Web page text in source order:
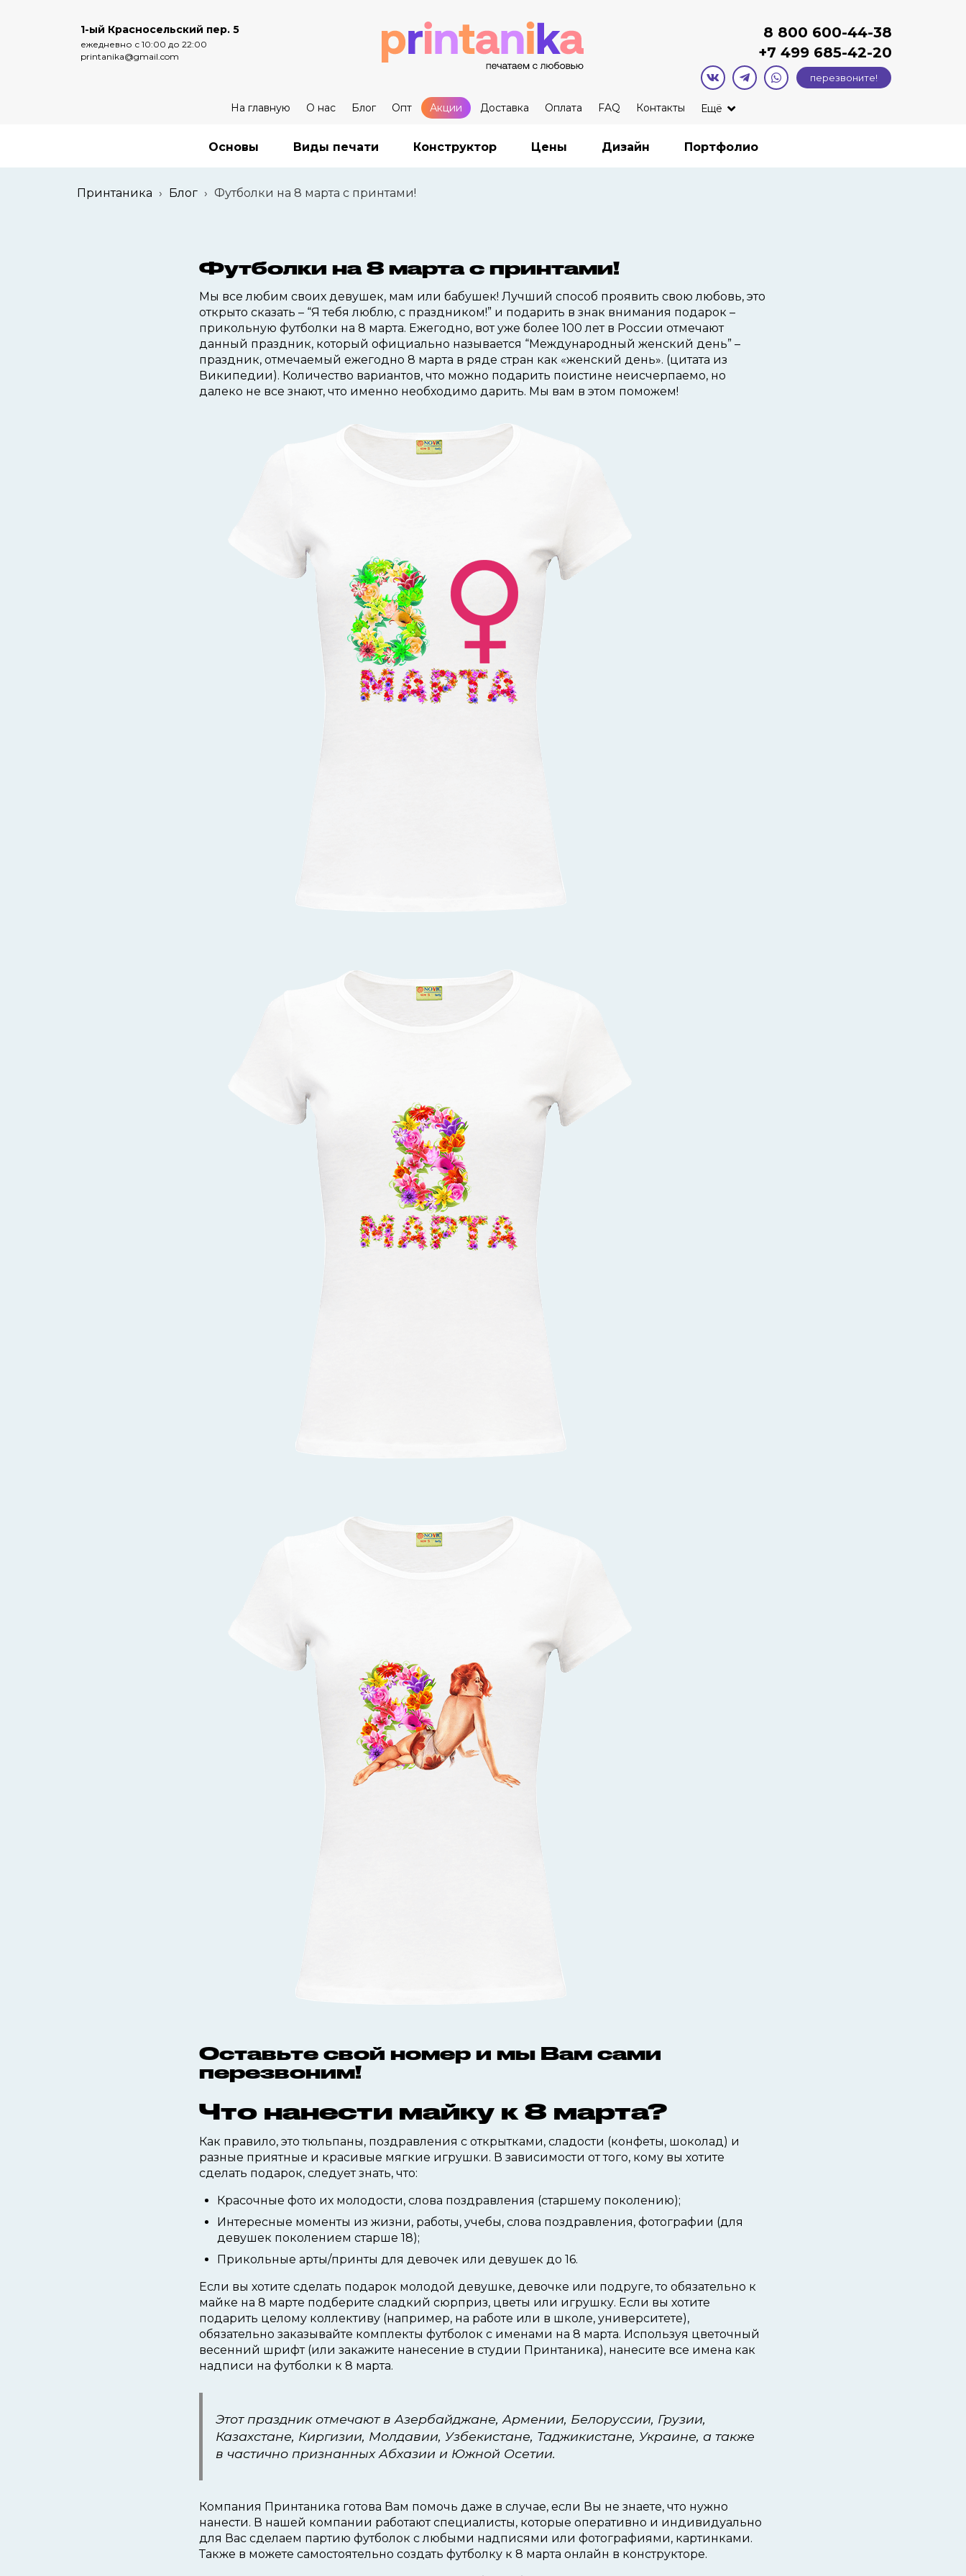
1-ый Красносельский пер. 5
ежедневно с 10:00 до 22:00
printanika@gmail.com
8 800 600-44-38
+7 499 685-42-20
перезвоните!
На главную О нас Блог Опт Акции Доставка Оплата FAQ Контакты Ещё
Основы Виды печати Конструктор Цены Дизайн Портфолио
Принтаника › Блог › Футболки на 8 марта с принтами!
Футболки на 8 марта с принтами!
Мы все любим своих девушек, мам или бабушек! Лучший способ проявить свою любовь, это
открыто сказать – “Я тебя люблю, с праздником!” и подарить в знак внимания подарок –
прикольную футболки на 8 марта. Ежегодно, вот уже более 100 лет в России отмечают
данный праздник, который официально называется “Международный женский день” –
праздник, отмечаемый ежегодно 8 марта в ряде стран как «женский день». (цитата из
Википедии). Количество вариантов, что можно подарить поистине неисчерпаемо, но
далеко не все знают, что именно необходимо дарить. Мы вам в этом поможем!
Оставьте свой номер и мы Вам сами
перезвоним!
Что нанести майку к 8 марта?
Как правило, это тюльпаны, поздравления с открытками, сладости (конфеты, шоколад) и
разные приятные и красивые мягкие игрушки. В зависимости от того, кому вы хотите
сделать подарок, следует знать, что:
Красочные фото их молодости, слова поздравления (старшему поколению);
Интересные моменты из жизни, работы, учебы, слова поздравления, фотографии (для
девушек поколением старше 18);
Прикольные арты/принты для девочек или девушек до 16.
Если вы хотите сделать подарок молодой девушке, девочке или подруге, то обязательно к
майке на 8 марте подберите сладкий сюрприз, цветы или игрушку. Если вы хотите
подарить целому коллективу (например, на работе или в школе, университете),
обязательно заказывайте комплекты футболок с именами на 8 марта. Используя цветочный
весенний шрифт (или закажите нанесение в студии Принтаника), нанесите все имена как
надписи на футболки к 8 марта.
Этот праздник отмечают в Азербайджане, Армении, Белоруссии, Грузии,
Казахстане, Киргизии, Молдавии, Узбекистане, Таджикистане, Украине, а также
в частично признанных Абхазии и Южной Осетии.
Компания Принтаника готова Вам помочь даже в случае, если Вы не знаете, что нужно
нанести. В нашей компании работают специалисты, которые оперативно и индивидуально
для Вас сделаем партию футболок с любыми надписями или фотографиями, картинками.
Также в можете самостоятельно создать футболку к 8 марта онлайн в конструкторе.